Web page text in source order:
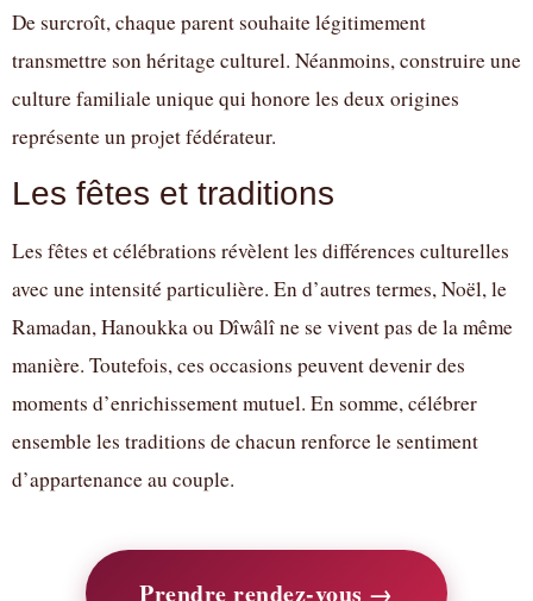
De surcroît, chaque parent souhaite légitimement
transmettre son héritage culturel. Néanmoins, construire une
culture familiale unique qui honore les deux origines
représente un projet fédérateur.
Les fêtes et traditions
Les fêtes et célébrations révèlent les différences culturelles
avec une intensité particulière. En d’autres termes, Noël, le
Ramadan, Hanoukka ou Dîwâlî ne se vivent pas de la même
manière. Toutefois, ces occasions peuvent devenir des
moments d’enrichissement mutuel. En somme, célébrer
ensemble les traditions de chacun renforce le sentiment
d’appartenance au couple.
Prendre rendez-vous →